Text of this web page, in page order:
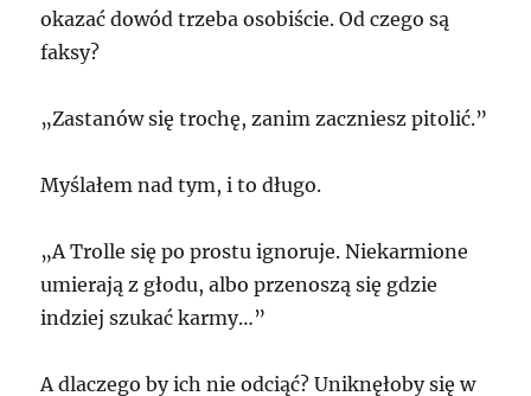
okazać dowód trzeba osobiście. Od czego są
faksy?
„Zastanów się trochę, zanim zaczniesz pitolić.”
Myślałem nad tym, i to długo.
„A Trolle się po prostu ignoruje. Niekarmione
umierają z głodu, albo przenoszą się gdzie
indziej szukać karmy…”
A dlaczego by ich nie odciąć? Uniknęłoby się w